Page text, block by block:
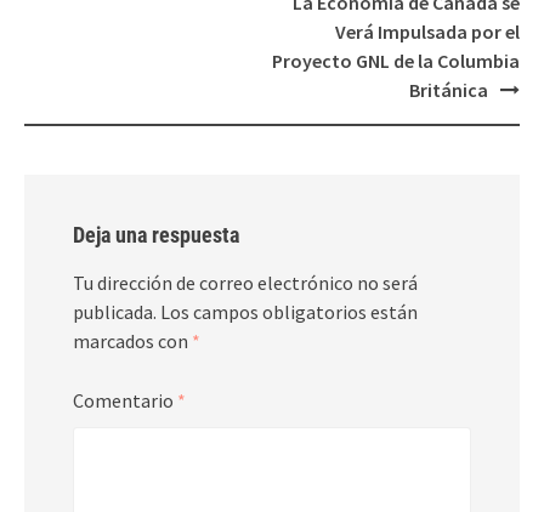
Verá Impulsada por el
Proyecto GNL de la Columbia
Británica
Deja una respuesta
Tu dirección de correo electrónico no será
publicada. Los campos obligatorios están
marcados con *
Comentario *